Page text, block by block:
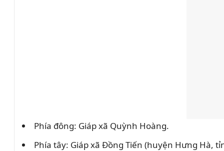
Phía đông: Giáp xã Quỳnh Hoàng.
Phía tây: Giáp xã Đồng Tiến (huyện Hưng Hà,